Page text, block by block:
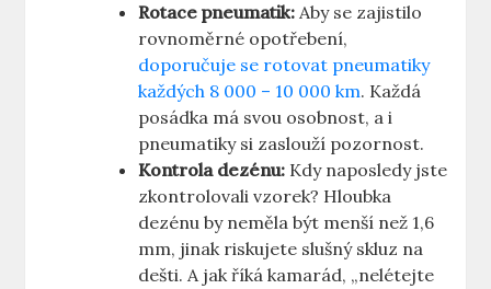
Rotace pneumatik: Aby se zajistilo
rovnoměrné opotřebení,
doporučuje se rotovat pneumatiky
každých 8 000 – 10 000 km. Každá
posádka má svou osobnost, a i
pneumatiky si zaslouží pozornost.
Kontrola dezénu: Kdy naposledy jste
zkontrolovali vzorek? Hloubka
dezénu by neměla být menší než 1,6
mm, jinak riskujete slušný skluz na
dešti. A jak říká kamarád, „nelétejte